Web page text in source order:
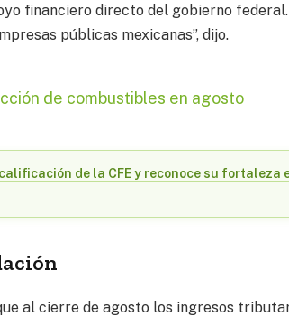
financiero directo del gobierno federal.
públicas mexicanas”, dijo.
de combustibles en agosto
de la CFE y reconoce su fortaleza
al cierre de agosto los ingresos